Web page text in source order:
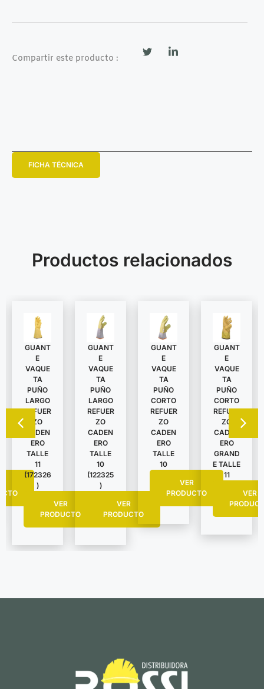
Compartir este producto :
FICHA TÉCNICA
Productos relacionados
GUANT
E
VAQUE
TA
PUÑO
LARGO
REFUER
ZO
CADEN
ERO
TALLE
11
(172326
)
VER
PRODUCTO
GUANT
E
VAQUE
TA
PUÑO
LARGO
REFUER
ZO
CADEN
ERO
TALLE
10
(122325
)
VER
PRODUCTO
GUANT
E
VAQUE
TA
PUÑO
CORTO
REFUER
ZO
CADEN
ERO
TALLE
10
VER
PRODUCTO
GUANT
E
VAQUE
TA
PUÑO
CORTO
REFUER
ZO
CADEN
ERO
GRAND
E TALLE
11
VER